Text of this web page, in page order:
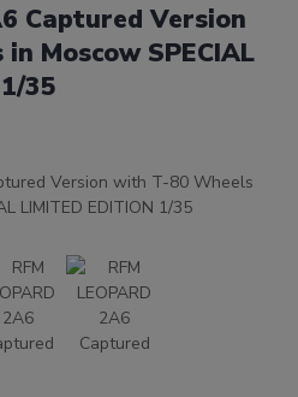
Captured Version
Moscow SPECIAL
35